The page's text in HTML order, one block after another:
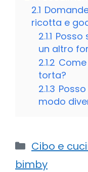
2.1
ricotta e
2.1.1 Posso
un altro
2.1.2
torta?
2.1.3
modo
Categorie
Cibo e
bimby